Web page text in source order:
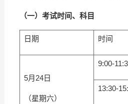
（一） 考试时间、科目
日期 时间
5月24日
（星期六）
9:00-
13:30-